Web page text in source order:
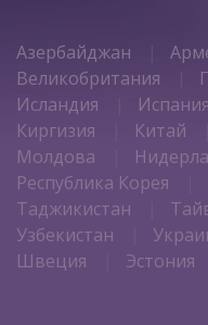
Азербайджан
Великобритания
Исландия
Испания
Киргизия
Китай
Молдова
Республика Корея
Таджикистан
Узбекистан
Швеция
Эстония